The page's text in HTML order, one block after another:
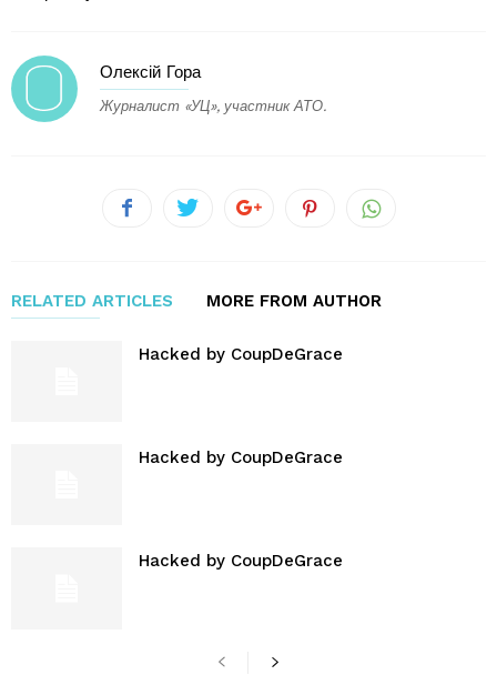
Олексій Гора
Журналист «УЦ», участник АТО.
RELATED ARTICLES MORE FROM AUTHOR
Hacked by CoupDeGrace
Hacked by CoupDeGrace
Hacked by CoupDeGrace